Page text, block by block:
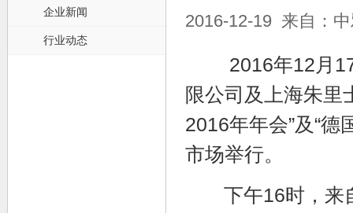
企业新闻
行业动态
2016-12-19 来自：
2016年12月17
限公司及上海朱里
2016年年会”及“
市场举行。
下午16时，来自